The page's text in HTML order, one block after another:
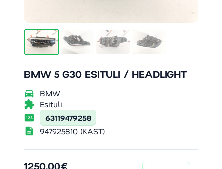
BMW 5 G30 ESITULI / HEADLIGHT
directions_car BMW
extension Esituli
pin 63119479258
description 947925810 (KAST)
1250.00€